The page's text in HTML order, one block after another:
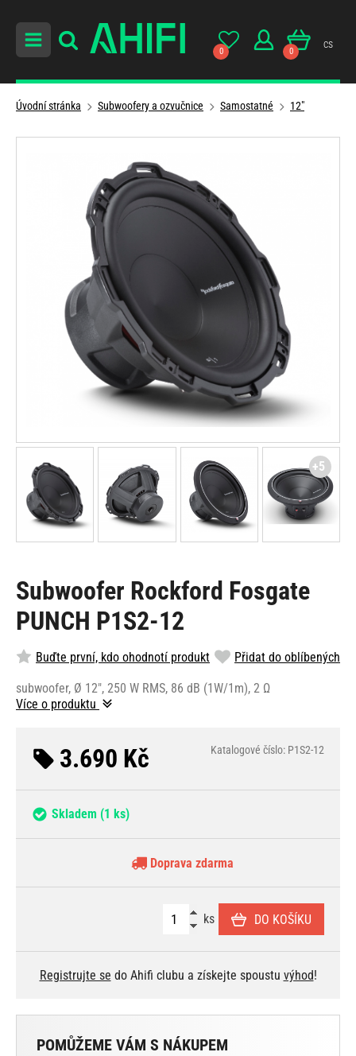
0 0
cs
Úvodní stránka Subwoofery a ozvučnice Samostatné 12"
Subwoofer Rockford Fosgate
PUNCH P1S2-12
Buďte první, kdo ohodnotí produkt Přidat do oblíbených
subwoofer, Ø 12", 250 W RMS, 86 dB (1W/1m), 2 Ω
Více o produktu
3.690 Kč Katalogové číslo: P1S2-12
Skladem (1 ks)
Doprava zdarma
ks DO KOŠÍKU
Registrujte se do Ahifi clubu a získejte spoustu výhod!
POMŮŽEME VÁM S NÁKUPEM
+5